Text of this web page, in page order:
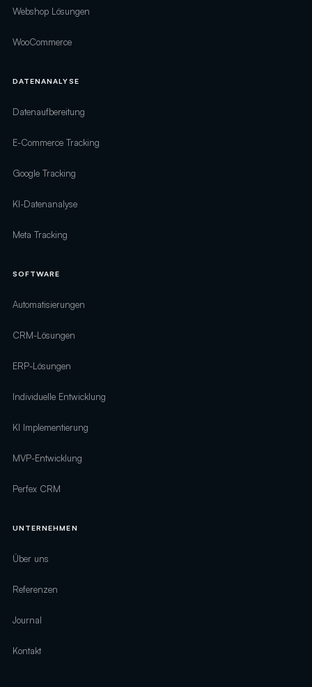
Webshop Lösungen
WooCommerce
DATENANALYSE
Datenaufbereitung
E-Commerce Tracking
Google Tracking
KI-Datenanalyse
Meta Tracking
SOFTWARE
Automatisierungen
CRM-Lösungen
ERP-Lösungen
Individuelle Entwicklung
KI Implementierung
MVP-Entwicklung
Perfex CRM
UNTERNEHMEN
Über uns
Referenzen
Journal
Kontakt